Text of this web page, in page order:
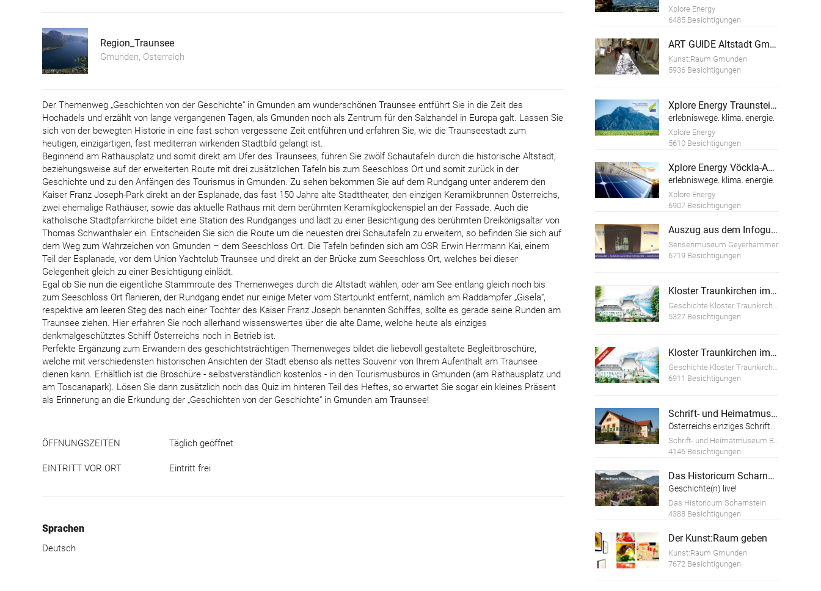
Region_Traunsee
Gmunden, Österreich
Der Themenweg „Geschichten von der Geschichte“ in Gmunden am wunderschönen Traunsee entführt Sie in die Zeit des
Hochadels und erzählt von lange vergangenen Tagen, als Gmunden noch als Zentrum für den Salzhandel in Europa galt. Lassen Sie
sich von der bewegten Historie in eine fast schon vergessene Zeit entführen und erfahren Sie, wie die Traunseestadt zum
heutigen, einzigartigen, fast mediterran wirkenden Stadtbild gelangt ist.
Beginnend am Rathausplatz und somit direkt am Ufer des Traunsees, führen Sie zwölf Schautafeln durch die historische Altstadt,
beziehungsweise auf der erweiterten Route mit drei zusätzlichen Tafeln bis zum Seeschloss Ort und somit zurück in der
Geschichte und zu den Anfängen des Tourismus in Gmunden. Zu sehen bekommen Sie auf dem Rundgang unter anderem den
Kaiser Franz Joseph-Park direkt an der Esplanade, das fast 150 Jahre alte Stadttheater, den einzigen Keramikbrunnen Österreichs,
zwei ehemalige Rathäuser, sowie das aktuelle Rathaus mit dem berühmten Keramikglockenspiel an der Fassade. Auch die
katholische Stadtpfarrkirche bildet eine Station des Rundganges und lädt zu einer Besichtigung des berühmten Dreikönigsaltar von
Thomas Schwanthaler ein. Entscheiden Sie sich die Route um die neuesten drei Schautafeln zu erweitern, so befinden Sie sich auf
dem Weg zum Wahrzeichen von Gmunden – dem Seeschloss Ort. Die Tafeln befinden sich am OSR Erwin Herrmann Kai, einem
Teil der Esplanade, vor dem Union Yachtclub Traunsee und direkt an der Brücke zum Seeschloss Ort, welches bei dieser
Gelegenheit gleich zu einer Besichtigung einlädt.
Egal ob Sie nun die eigentliche Stammroute des Themenweges durch die Altstadt wählen, oder am See entlang gleich noch bis
zum Seeschloss Ort flanieren, der Rundgang endet nur einige Meter vom Startpunkt entfernt, nämlich am Raddampfer „Gisela“,
respektive am leeren Steg des nach einer Tochter des Kaiser Franz Joseph benannten Schiffes, sollte es gerade seine Runden am
Traunsee ziehen. Hier erfahren Sie noch allerhand wissenswertes über die alte Dame, welche heute als einziges
denkmalgeschütztes Schiff Österreichs noch in Betrieb ist.
Perfekte Ergänzung zum Erwandern des geschichtsträchtigen Themenweges bildet die liebevoll gestaltete Begleitbroschüre,
welche mit verschiedensten historischen Ansichten der Stadt ebenso als nettes Souvenir von Ihrem Aufenthalt am Traunsee
dienen kann. Erhältlich ist die Broschüre - selbstverständlich kostenlos - in den Tourismusbüros in Gmunden (am Rathausplatz und
am Toscanapark). Lösen Sie dann zusätzlich noch das Quiz im hinteren Teil des Heftes, so erwartet Sie sogar ein kleines Präsent
als Erinnerung an die Erkundung der „Geschichten von der Geschichte“ in Gmunden am Traunsee!
ÖFFNUNGSZEITEN Täglich geöffnet
EINTRITT VOR ORT Eintritt frei
Sprachen
Deutsch
Xplore Energy
6485 Besichtigungen
ART GUIDE Altstadt Gmunden
Kunst:Raum Gmunden
5936 Besichtigungen
Xplore Energy Traunsteinregion
erlebniswege. klima. energie.
Xplore Energy
5610 Besichtigungen
Xplore Energy Vöckla-Ager
erlebniswege. klima. energie.
Xplore Energy
6907 Besichtigungen
Auszug aus dem Infoguide "Geschichte des Sensenschmiedemuseum Geyerhammer"
Sensenmuseum Geyerhammer
6719 Besichtigungen
Kloster Traunkirchen im Wandel der Zeit
Geschichte Kloster Traunkirchen
5327 Besichtigungen
Kloster Traunkirchen im Wandel der Zeit (Auszug)
6911 Besichtigungen
Schrift- und Heimatmuseum Bartlhaus
Schrift- und Heimatmuseum Bartlhaus
4146 Besichtigungen
Das Historicum Scharnstein
Geschichte(n) live!
Das Historicum Scharnstein
4388 Besichtigungen
Der Kunst:Raum geben
Kunst:Raum Gmunden
7672 Besichtigungen